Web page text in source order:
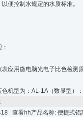
以便控制水规定的水质标准。
表应用微电脑光电子比色检测
机型为：AL-1A（数显型）：
查看hh产品名称: 便捷式铝